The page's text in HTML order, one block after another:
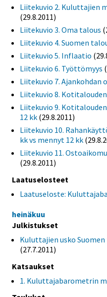
Liitekuvio 2. Kuluttajien
(29.8.2011)
Liitekuvio 3. Oma talous
Liitekuvio 4. Suomen
Liitekuvio 5. Inflaatio
Liitekuvio 6. Työttömyys
Liitekuvio 7. Ajankohdan
Liitekuvio 8.
Liitekuvio 9.
12 kk (29.8.2011)
Liitekuvio 10.
kk vs mennyt 12 kk
Liitekuvio 11.
(29.8.2011)
Laatuselosteet
Laatuseloste:
heinäkuu
Julkistukset
Kuluttajien usko
(27.7.2011)
Katsaukset
1. Kuluttajabarometrin